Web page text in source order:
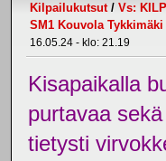
Kilpailukutsut/ Vs:
SM1 Kouvola Tykkimäki
16.05.24 - klo: 21.19
Kisapaikalla
purtavaa
tietysti